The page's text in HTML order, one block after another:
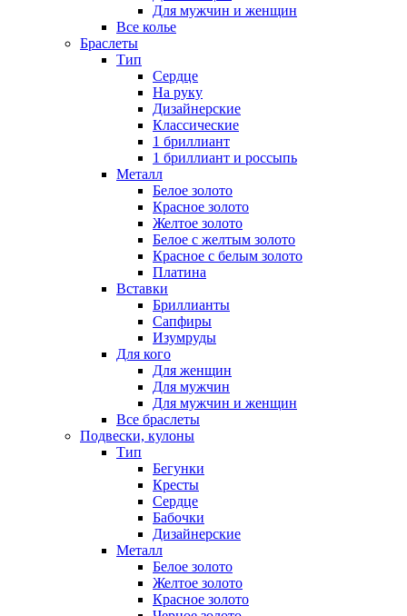
Для мужчин и женщин
Все колье
Браслеты
Тип
Сердце
На руку
Дизайнерские
Классические
1 бриллиант
1 бриллиант и россыпь
Металл
Белое золото
Красное золото
Желтое золото
Белое с желтым золото
Красное с белым золото
Платина
Вставки
Бриллианты
Сапфиры
Изумруды
Для кого
Для женщин
Для мужчин
Для мужчин и женщин
Все браслеты
Подвески, кулоны
Тип
Бегунки
Кресты
Сердце
Бабочки
Дизайнерские
Металл
Белое золото
Желтое золото
Красное золото